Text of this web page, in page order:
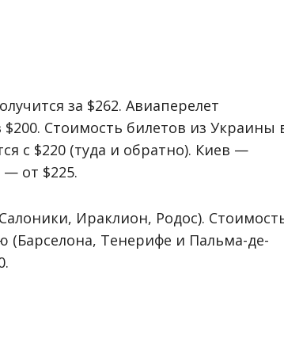
за $262. Авиаперелет
Стоимость билетов из Украины
с $220 (туда и обратно). Киев —
от $225.
Ираклион, Родос).
(Барселона, Тенерифе и Пальма-де-